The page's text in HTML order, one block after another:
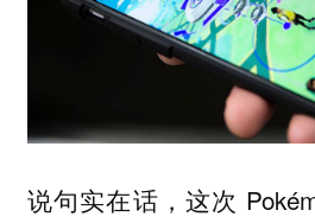
说句实在话，这次